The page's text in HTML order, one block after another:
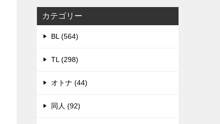
カテゴリー
BL (564)
TL (298)
オトナ (44)
同人 (92)